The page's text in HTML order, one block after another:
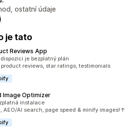
ostatní údaje
je tato
Reviews App
43053
dispozici je bezplatný plán
reviews, star ratings, testimonials
Image Optimizer
2245
instalace
AEO/AI search, page speed & minify images!↑